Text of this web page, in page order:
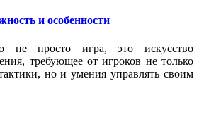
и особенности
просто игра, это искусство
требующее от игроков не только
но и умения управлять своим